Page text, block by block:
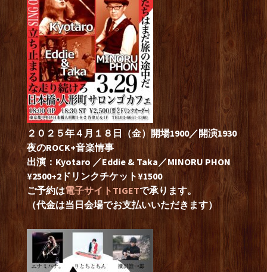
２０２５年４月１８日（金）開場1900／開演1930
夜のROCK+音楽情事
出演：Kyotaro ／Eddie & Taka／MINORU PHON
¥2500+2ドリンクチケット¥1500
ご予約は電子サイトTIGETで承ります。
（代金は当日会場でお支払いいただきます）